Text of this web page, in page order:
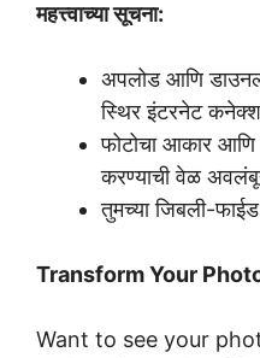
महत्त्वाच्या सूचना:
अपलोड आणि
स्थिर इंटरनेट
फोटोचा आकार आणि
करण्याची वेळ
तुमच्या जिबली-
Transform Your
Want to see your